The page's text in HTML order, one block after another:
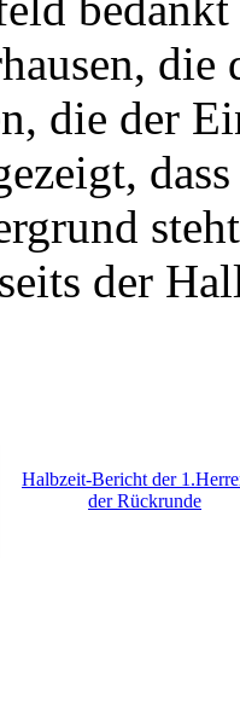
die der
der
Halbzeit-Bericht der
der Rückrunde